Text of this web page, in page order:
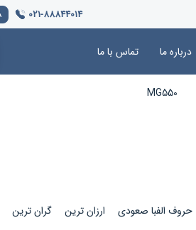
021-88844014
درباره ما تماس با ما
MG550
حروف الفبا صعودی ارزان ترین گران ترین